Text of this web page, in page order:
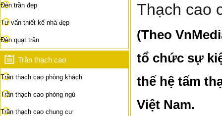
Đèn trần đẹp
Tư vấn thiết kế nhà đẹp
Đèn quạt trần
Trần thạch cao
Trần thạch cao phòng khách
Trần thạch cao phòng ngủ
Trần thạch cao chung cư
Thạch cao
(Theo
tổ chức sự
thế hệ tấm
Việt Nam.